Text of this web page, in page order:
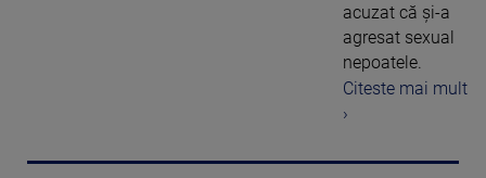
acuzat că și-a
agresat sexual
nepoatele.
Citeste mai mult
›